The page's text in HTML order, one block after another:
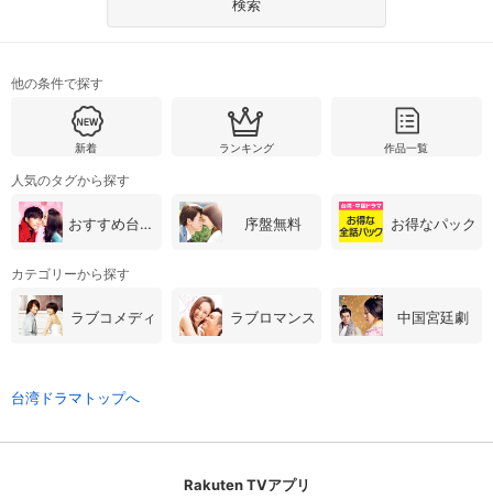
他の条件で探す
新着 ランキング 作品一覧
人気のタグから探す
おすすめ台湾・中国ドラマ 序盤無料 お得なパック
カテゴリーから探す
ラブコメディ ラブロマンス 中国宮廷劇
台湾ドラマトップへ
Rakuten TVアプリ